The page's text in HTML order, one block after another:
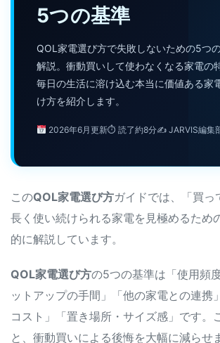
5つの基準
QOL家電選び方で失敗しないための5つ
解説。衝動買いして使わなくなる家電の
毎日の生活に溶け込む本当に価値ある家
け方を紹介します。
2026年6月更新⏱ 読了約8分✍ JARVIS編集
このQOL家電選び方ガイドでは、「買っ
長く使い続けられる家電を見極めるため
的に解説しています。
QOL家電選び方の5つの基準は「使用頻
ットアップの手間」「他の家電との連携
コスト」「置き場所・サイズ感」です。
と、衝動買いによる後悔を大幅に減らせ